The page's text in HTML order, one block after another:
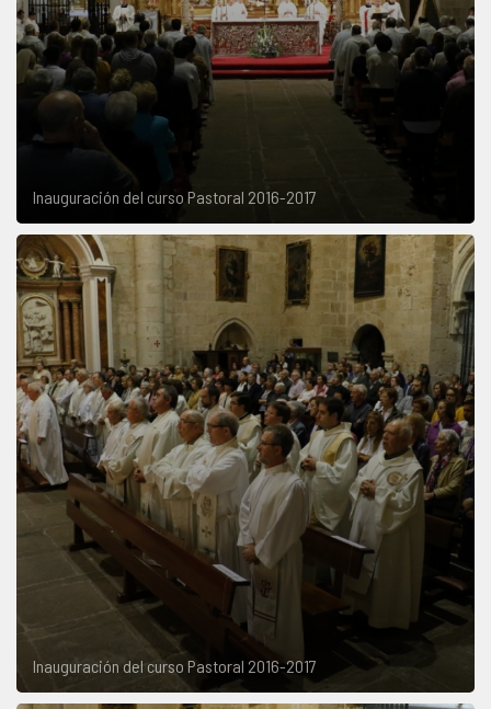
Inauguración del curso Pastoral 2016-2017
Inauguración del curso Pastoral 2016-2017